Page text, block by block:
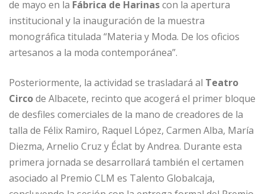
de mayo en la Fábrica de Harinascon la apertura
institucional y la inauguración de la muestra
monográfica titulada “Materia y Moda. De los oficios
artesanos a la moda contemporánea”.
Posteriormente, la actividad se trasladará al Teatro
Circode Albacete, recinto que acogerá el primer bloque
de desfiles comerciales de la mano de creadores de la
talla de Félix Ramiro, Raquel López, Carmen Alba, María
Diezma, Arnelio Cruz y Éclat by Andrea. Durante esta
primera jornada se desarrollará también el certamen
asociado al Premio CLM es Talento Globalcaja,